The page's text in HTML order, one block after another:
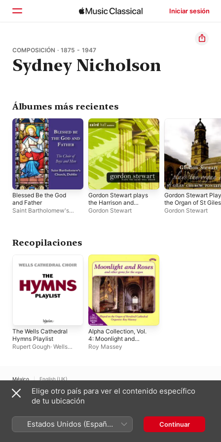
Iniciar sesión
Inicio
Explorar
COMPOSICIÓN · 1875 - 1947
Sydney Nicholson
Álbumes más recientes
Blessed Be the God
and Father
Saint Bartholomew's
Gordon Stewart plays
the Harrison and
Harrison Organ - Caird
Gordon Stewart
Gordon Stewart
the Organ of St
Church, Pontefract
Gordon Stewart
Recopilaciones
The Wells Cathedral
Hymns Playlist
Rupert Gough· Wells
Alpha Collection, Vol.
4: Moonlight and
Roses (Remastered)
Roy Massey
México English (UK)
Copyright © 2026 Apple Inc.
Todos los derechos reservados.
Advertencia sobre cookies
Soporte Comentarios
Elige otro país para ver el contenido específico
de tu ubicación
Estados Unidos (Español
México)
Continuar